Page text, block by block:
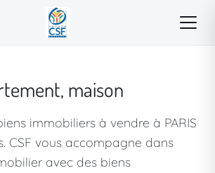
maison
immobiliers à vendre à PARIS
CSF vous accompagne dans
avec des biens